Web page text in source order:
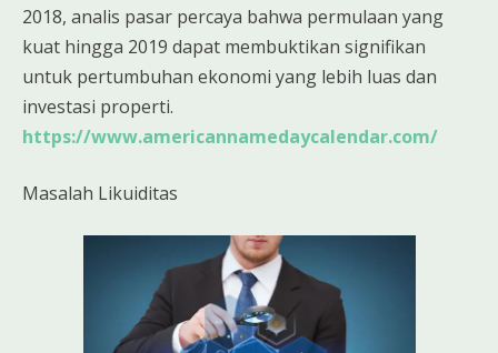
2018, analis pasar percaya bahwa permulaan yang
kuat hingga 2019 dapat membuktikan signifikan
untuk pertumbuhan ekonomi yang lebih luas dan
investasi properti.
https://www.americannamedaycalendar.com/
Masalah Likuiditas